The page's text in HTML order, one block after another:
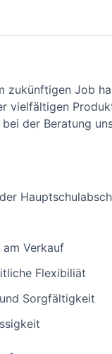
zukünftigen Job
vielfältigen
der Beratung
Verkauf
Flexibiliät
Sorgfältigkeit